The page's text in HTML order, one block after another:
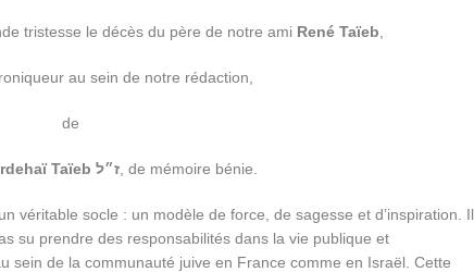
tristesse le décès du père de notre ami René Taïeb
au sein de notre rédaction,
de
Shimon ben Mordehaï Taïeb ז״ל , de mémoire bénie.
véritable socle : un modèle de force, de sagesse et d’inspiration. Il
su prendre des responsabilités dans la vie publique et
sein de la communauté juive en France comme en Israël. Cette